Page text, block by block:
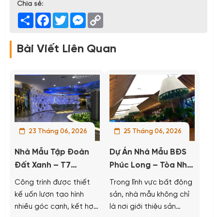
Chia sẻ:
Share Facebook
TwitterMessenger
Bài Viết Liên Quan
23 Tháng 06, 2026
Nhà Mẫu Tập Đoàn
Đất Xanh – T7
Gigamall Thủ Đức,
TP. Hồ Chí Minh
Công trình được thiết
kế uốn lượn tạo hình
nhiều góc cạnh, kết hợp
25 Tháng 06, 2026
Dự Án Nhà Mẫu BĐS
Phúc Long – Tòa Nhà
PVGAS Nhà Bè
Trong lĩnh vực bất động
sản, nhà mẫu không chỉ
là nơi giới thiệu sản